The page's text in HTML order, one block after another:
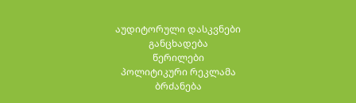
აუდიტორული დასკვნები
განცხადება
წერილები
პოლიტიკური რეკლამა
ბრძანება